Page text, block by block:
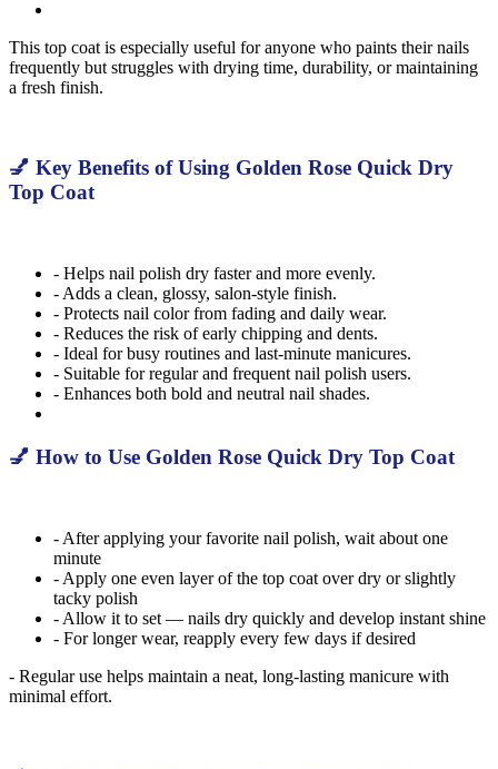
This top coat is especially useful for anyone who paints their nails
frequently but struggles with drying time, durability, or maintaining
a fresh finish.
💅 Key Benefits of Using Golden Rose Quick Dry
Top Coat
- Helps nail polish dry faster and more evenly.
- Adds a clean, glossy, salon-style finish.
- Protects nail color from fading and daily wear.
- Reduces the risk of early chipping and dents.
- Ideal for busy routines and last-minute manicures.
- Suitable for regular and frequent nail polish users.
- Enhances both bold and neutral nail shades.
💅 How to Use Golden Rose Quick Dry Top Coat
- After applying your favorite nail polish, wait about one
minute
- Apply one even layer of the top coat over dry or slightly
tacky polish
- Allow it to set — nails dry quickly and develop instant shine
- For longer wear, reapply every few days if desired
- Regular use helps maintain a neat, long-lasting manicure with
minimal effort.